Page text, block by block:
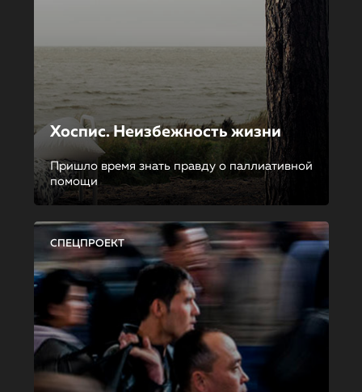
Хоспис. Неизбежность жизни
Пришло время знать правду о паллиативной
помощи
СПЕЦПРОЕКТ